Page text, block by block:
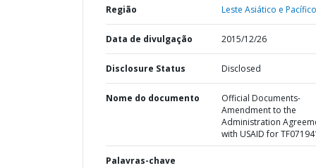
Região Leste Asiático e
Data de divulgação 2015/12/26
Disclosure Status Disclosed
Nome do documento
Official Documents-
Amendment to the
Administration
with USAID for
Palavras-chave